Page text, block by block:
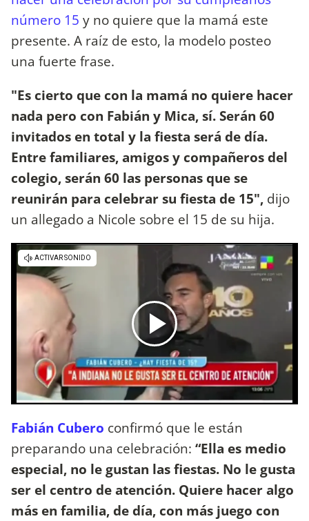
número 15 y no quiere que la mamá este
presente. A raíz de esto, la modelo posteo
una fuerte frase.
"Es cierto que con la mamá no quiere hacer
nada pero con Fabián y Mica, sí. Serán 60
invitados en total y la fiesta será de día.
Entre familiares, amigos y compañeros del
colegio, serán 60 las personas que se
reunirán para celebrar su fiesta de 15", dijo
un allegado a Nicole sobre el 15 de su hija.
Fabián Cubero confirmó que le están
preparando una celebración: “Ella es medio
especial, no le gustan las fiestas. No le gusta
ser el centro de atención. Quiere hacer algo
más en familia, de día, con más juego con